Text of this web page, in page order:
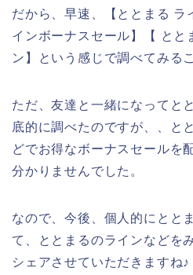
だから、早速、【ととまる ラ
インボーナスセール】【 とと
ン】という感じで調べてみる
ただ、友達と一緒になってと
底的に調べたのですが、、と
どでお得なボーナスセールを
分かりませんでした。
なので、今後、個人的にとと
て、ととまるのラインなどを
シェアさせていただきますね♪